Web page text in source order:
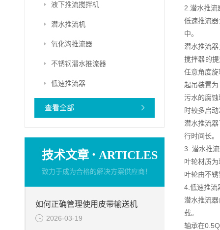
液下推流搅拌机
潜水推流机
氧化沟推流器
不锈钢潜水推流器
低速推流器
查看全部
技术文章 · ARTICLES
致力于成为合格的解决方案供应商！
如何正确管理使用皮带输送机
2026-03-19
2.潜水推流
低速推流
中。
潜水推流
搅拌器的
任意角度
起吊装置
污水的腐
时较多启
潜水推流
行时间长。
3. 潜水推
叶轮材质
叶轮由不
4.低速推流
潜水推流
载。
轴承在